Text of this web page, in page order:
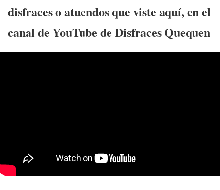
disfraces o atuendos que viste aquí, en el
canal de YouTube de Disfraces Quequen